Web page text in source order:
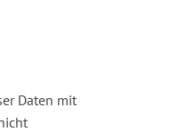
Daten mit